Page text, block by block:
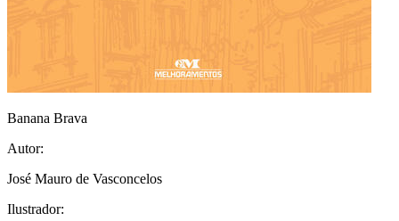
Banana Brava
Autor:
José Mauro de Vasconcelos
Ilustrador: